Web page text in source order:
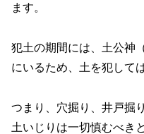
ます。
犯土の期間には、土公神
にいるため、土を犯して
つまり、穴掘り、井戸掘
土いじりは一切慎むべき